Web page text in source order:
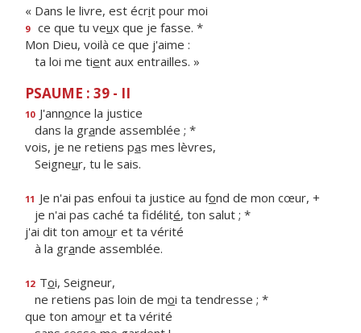
« Dans le livre, est écrit pour moi
9 ce que tu veux que je fasse. *
Mon Dieu, voilà ce que j'aime :
ta loi me tient aux entrailles. »
PSAUME : 39 - II
10 J'annonce la justice
dans la grande assemblée ; *
vois, je ne retiens pas mes lèvres,
Seigneur, tu le sais.
11 Je n'ai pas enfoui ta justice au fond de mon cœur, +
je n'ai pas caché ta fidélité, ton salut ; *
j'ai dit ton amour et ta vérité
à la grande assemblée.
12 Toi, Seigneur,
ne retiens pas loin de moi ta tendresse ; *
que ton amour et ta vérité